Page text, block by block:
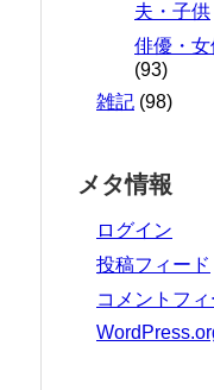
夫・子供
俳優・
(93)
雑記 (98)
メタ情報
ログイン
投稿フィード
コメントフィ